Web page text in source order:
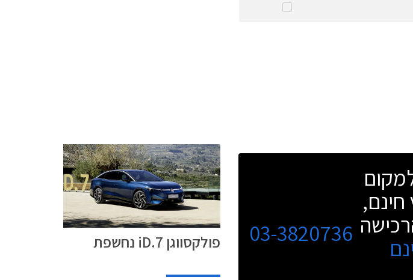
חינם,
03-3820736 פולקסווגן iD.7 נחשפת